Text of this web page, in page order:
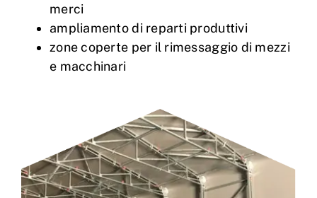
merci
ampliamento di reparti produttivi
zone coperte per il rimessaggio di mezzi
e macchinari